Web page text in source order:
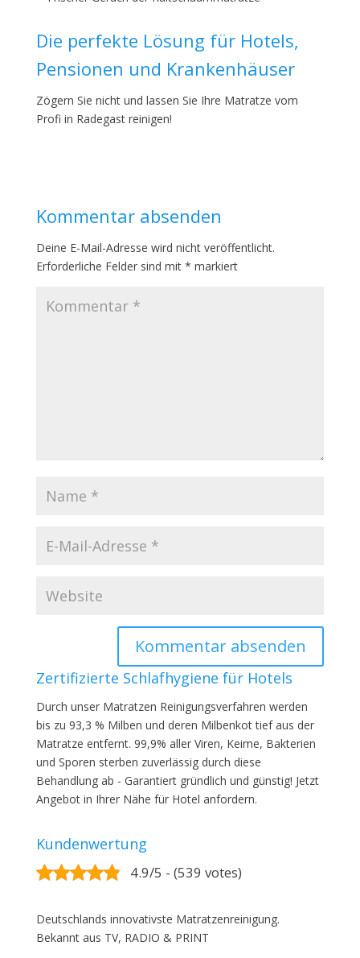
Die perfekte Lösung für Hotels,
Pensionen und Krankenhäuser
Zögern Sie nicht und lassen Sie Ihre Matratze vom
Profi in Radegast reinigen!
Kommentar absenden
Deine E-Mail-Adresse wird nicht veröffentlicht.
Erforderliche Felder sind mit * markiert
Zertifizierte Schlafhygiene für Hotels
Durch unser Matratzen Reinigungsverfahren werden
bis zu 93,3 % Milben und deren Milbenkot tief aus der
Matratze entfernt. 99,9% aller Viren, Keime, Bakterien
und Sporen sterben zuverlässig durch diese
Behandlung ab - Garantiert gründlich und günstig! Jetzt
Angebot in Ihrer Nähe für Hotel anfordern.
Kundenwertung
4.9/5 - (539 votes)
Deutschlands innovativste Matratzenreinigung.
Bekannt aus TV, RADIO & PRINT